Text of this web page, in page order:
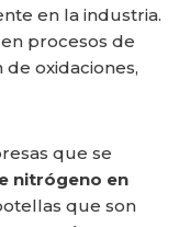
en la industria.
procesos de
oxidaciones,
que se
nitrógeno en
que son